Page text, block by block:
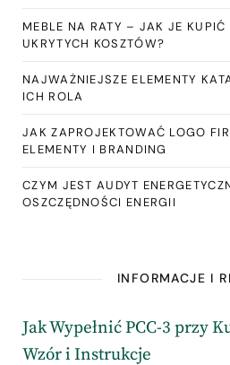
MEBLE NA RATY – JAK JE
UKRYTYCH KOSZTÓW?
NAJWAŻNIEJSZE ELEMENTY
ICH ROLA
JAK ZAPROJEKTOWAĆ LOGO
ELEMENTY I BRANDING
CZYM JEST AUDYT
OSZCZĘDNOŚCI ENERGII
INFORMACJE I
Jak Wypełnić PCC-3 przy
Wzór i Instrukcje